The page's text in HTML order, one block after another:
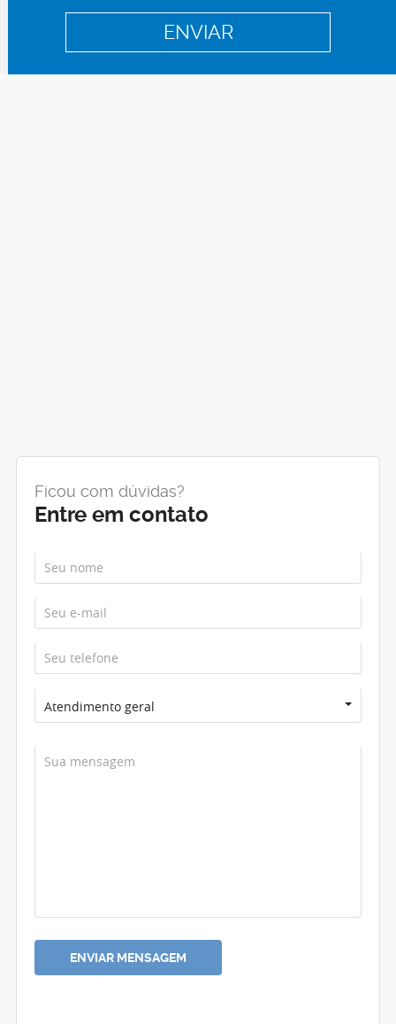
Ficou com dúvidas?
Entre em contato
Atendimento geral